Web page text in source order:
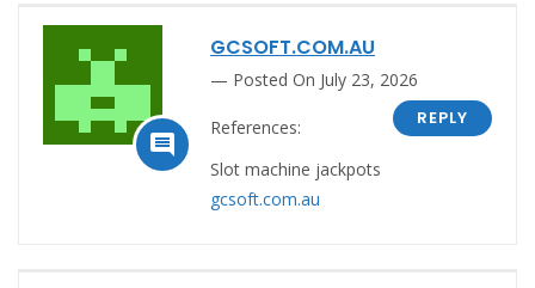

GCSOFT.COM.AU
Posted On July 23, 2026
REPLY
References:
Slot machine jackpots
gcsoft.com.au